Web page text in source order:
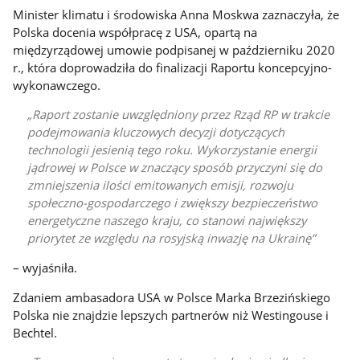
Minister klimatu i środowiska Anna Moskwa zaznaczyła, że
Polska docenia współpracę z USA, opartą na
międzyrządowej umowie podpisanej w październiku 2020
r., która doprowadziła do finalizacji Raportu koncepcyjno-
wykonawczego.
Raport zostanie uwzględniony przez Rząd RP w trakcie
podejmowania kluczowych decyzji dotyczących
technologii jesienią tego roku. Wykorzystanie energii
jądrowej w Polsce w znaczący sposób przyczyni się do
zmniejszenia ilości emitowanych emisji, rozwoju
społeczno-gospodarczego i zwiększy bezpieczeństwo
energetyczne naszego kraju, co stanowi największy
priorytet ze względu na rosyjską inwazję na Ukrainę
– wyjaśniła.
Zdaniem ambasadora USA w Polsce Marka Brzezińskiego
Polska nie znajdzie lepszych partnerów niż Westingouse i
Bechtel.